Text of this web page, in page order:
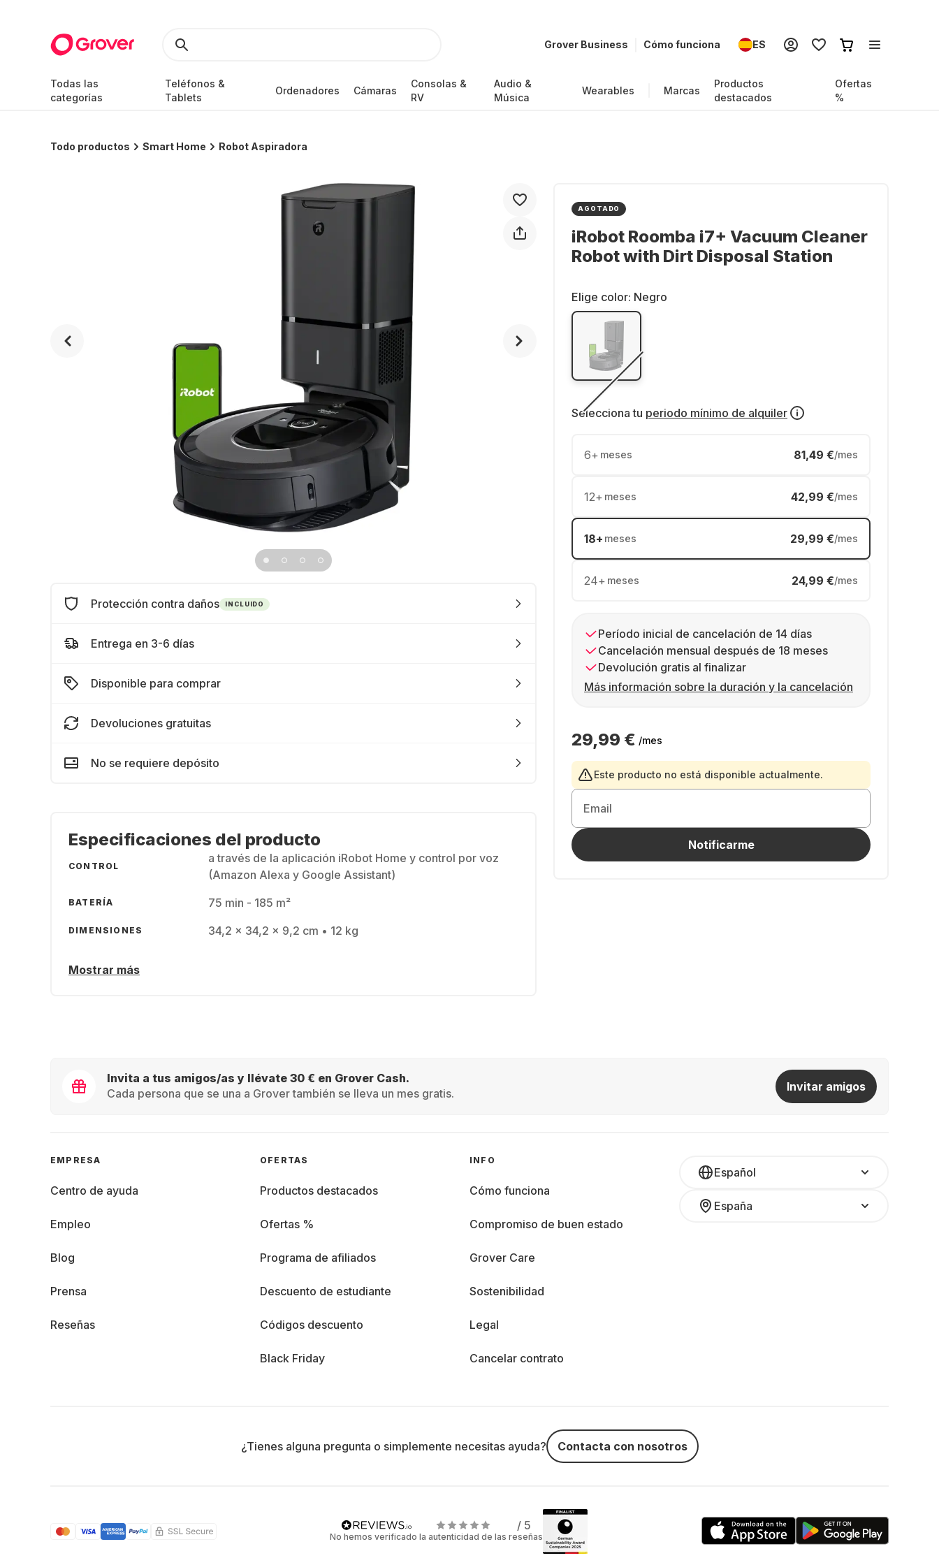
Grover Business Cómo funciona ES
Todas las
categorías
Teléfonos &
Tablets
Ordenadores Cámaras
Consolas &
RV
Audio &
Música
Wearables Marcas
Productos
destacados
Ofertas
%
Todo productos Smart Home Robot Aspiradora
AGOTADO
iRobot Roomba i7+ Vacuum Cleaner
Robot with Dirt Disposal Station
Elige color: Negro
Selecciona tu periodo mínimo de alquiler
6+ meses 81,49 €/mes
12+ meses 42,99 €/mes
18+ meses 29,99 €/mes
24+ meses 24,99 €/mes
Período inicial de cancelación de 14 días
Cancelación mensual después de 18 meses
Devolución gratis al finalizar
Más información sobre la duración y la cancelación
29,99 € /mes
Este producto no está disponible actualmente.
Email
Notificarme
Protección contra daños INCLUIDO
Entrega en 3-6 días
Disponible para comprar
Devoluciones gratuitas
No se requiere depósito
Especificaciones del producto
CONTROL
a través de la aplicación iRobot Home y control por voz
(Amazon Alexa y Google Assistant)
BATERÍA 75 min - 185 m²
DIMENSIONES 34,2 x 34,2 x 9,2 cm • 12 kg
Mostrar más
Invita a tus amigos/as y llévate 30 € en Grover Cash.
Cada persona que se una a Grover también se lleva un mes gratis.
Invitar amigos
Español
España
EMPRESA
Centro de ayuda
Empleo
Blog
Prensa
Reseñas
OFERTAS
Productos destacados
Ofertas %
Programa de afiliados
Descuento de estudiante
Códigos descuento
Black Friday
INFO
Cómo funciona
Compromiso de buen estado
Grover Care
Sostenibilidad
Legal
Cancelar contrato
¿Tienes alguna pregunta o simplemente necesitas ayuda? Contacta con nosotros
/ 5
No hemos verificado la autenticidad de las reseñas